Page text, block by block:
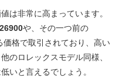
は非常に高まっています。
や、その一つ前の
価格で取引されており、高い
のロレックスモデル同様、
いと言えるでしょう。